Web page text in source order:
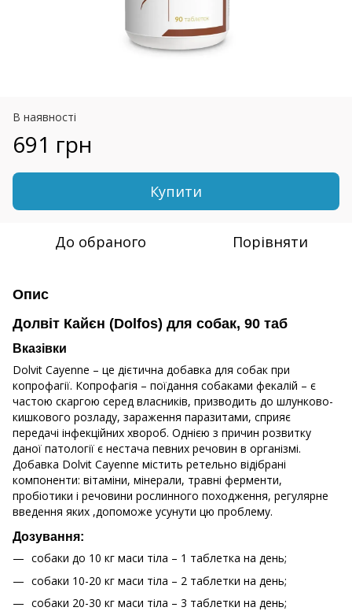
В наявності
691 грн
Купити
До обраного Порівняти
Опис
Долвіт Кайєн (Dolfos) для собак, 90 таб
Вказівки
Dolvit Cayenne – це дієтична добавка для собак при
копрофагії. Копрофагія – поїдання собаками фекалій – є
частою скаргою серед власників, призводить до шлунково-
кишкового розладу, зараження паразитами, сприяє
передачі інфекційних хвороб. Однією з причин розвитку
даної патології є нестача певних речовин в організмі.
Добавка Dolvit Cayenne містить ретельно відібрані
компоненти: вітаміни, мінерали, травні ферменти,
пробіотики і речовини рослинного походження, регулярне
введення яких ,допоможе усунути цю проблему.
Дозування:
собаки до 10 кг маси тіла – 1 таблетка на день;
собаки 10-20 кг маси тіла – 2 таблетки на день;
собаки 20-30 кг маси тіла – 3 таблетки на день;